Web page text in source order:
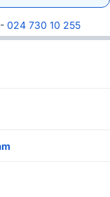
- 024 730 10 255